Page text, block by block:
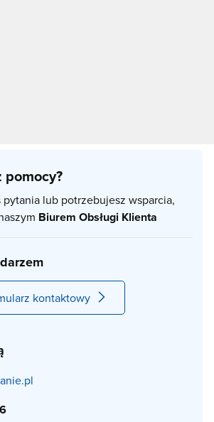
pomocy?
lub potrzebujesz wsparcia,
Biurem Obsługi Klienta
kontaktowy